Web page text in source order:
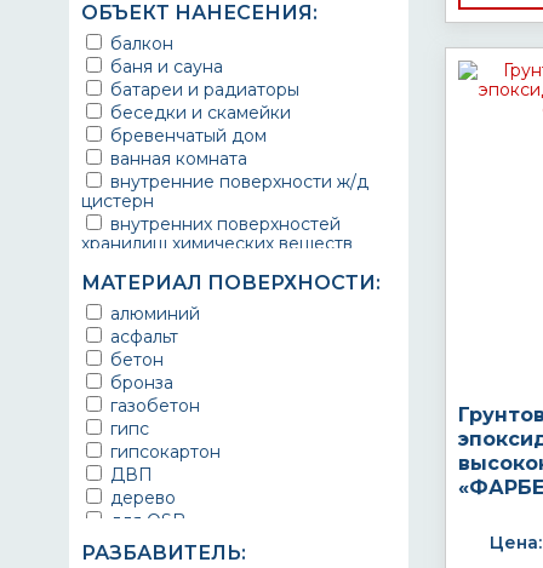
ОБЪЕКТ НАНЕСЕНИЯ:
балкон
баня и сауна
батареи и радиаторы
беседки и скамейки
бревенчатый дом
ванная комната
внутренние поверхности ж/д
цистерн
внутренних поверхностей
хранилищ химических веществ
ворота
выхлопные системы
автомобилей
газопроводы
гараж
гидротехнические сооружения
городской транспорт
грузовые вагоны
двери металлические
детали двигателей
детали машин
для автомобилей
МАТЕРИАЛ ПОВЕРХНОСТИ:
алюминий
асфальт
бетон
бронза
газобетон
гипс
гипсокартон
ДВП
дерево
для OSB
для бетона
РАЗБАВИТЕЛЬ: Цена: